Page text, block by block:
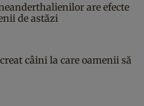
are efecte
de astăzi
câini la care oamenii să